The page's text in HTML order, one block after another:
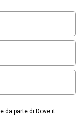
da parte di Dove.it